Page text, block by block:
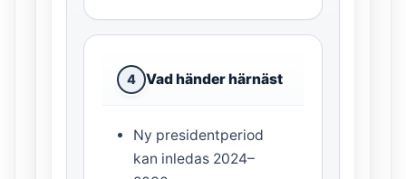
4 Vad händer härnäst
Ny presidentperiod
kan inledas 2024–